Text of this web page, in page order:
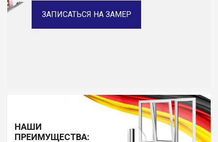
ЗАПИСАТЬСЯ НА ЗАМЕР
НАШИ
ПРЕИМУЩЕСТВА: